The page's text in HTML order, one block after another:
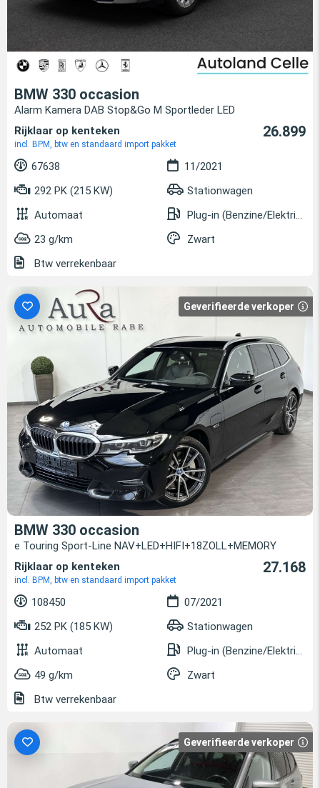
BMW 330 occasion
Alarm Kamera DAB Stop&Go M Sportleder LED
Rijklaar op kenteken
incl. BPM, btw en standaard import pakket
26.899
67638
11/2021
292 PK (215 KW)
Stationwagen
Automaat
Plug-in (Benzine/Elektrisch)
23 g/km
Zwart
Btw verrekenbaar
Geverifieerde verkoper
BMW 330 occasion
e Touring Sport-Line NAV+LED+HIFI+18ZOLL+MEMORY
Rijklaar op kenteken
incl. BPM, btw en standaard import pakket
27.168
108450
07/2021
252 PK (185 KW)
Stationwagen
Automaat
Plug-in (Benzine/Elektrisch)
49 g/km
Zwart
Btw verrekenbaar
Geverifieerde verkoper